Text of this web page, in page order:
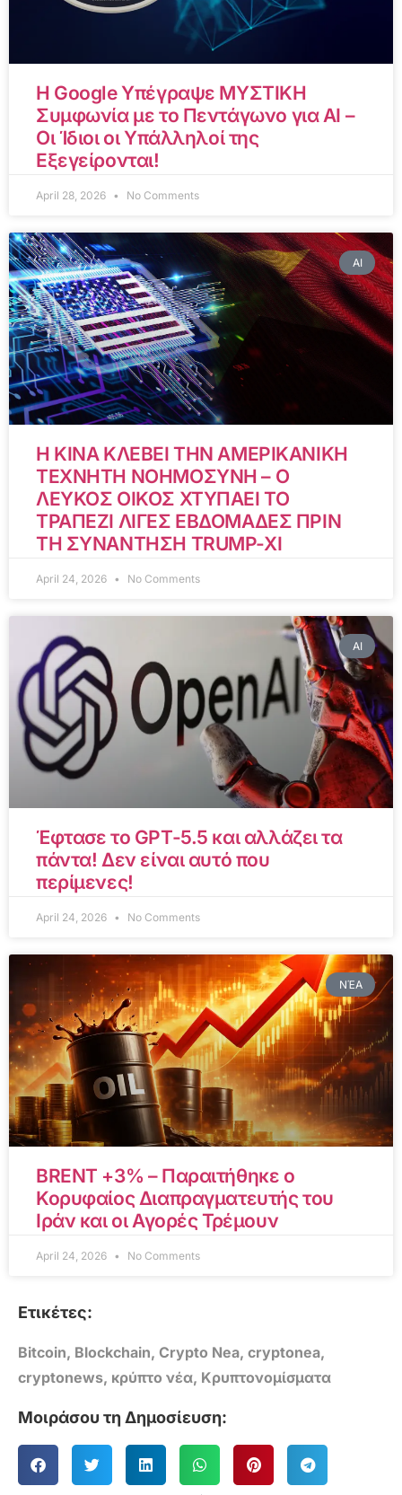
Η Google Υπέγραψε ΜΥΣΤΙΚΗ
Συμφωνία με το Πεντάγωνο για AI –
Οι Ίδιοι οι Υπάλληλοί της
Εξεγείρονται!
April 28, 2026 No Comments
AI
Η ΚΙΝΑ ΚΛΕΒΕΙ ΤΗΝ ΑΜΕΡΙΚΑΝΙΚΗ
ΤΕΧΝΗΤΗ ΝΟΗΜΟΣΥΝΗ – Ο
ΛΕΥΚΟΣ ΟΙΚΟΣ ΧΤΥΠΑΕΙ ΤΟ
ΤΡΑΠΕΖΙ ΛΙΓΕΣ ΕΒΔΟΜΑΔΕΣ ΠΡΙΝ
ΤΗ ΣΥΝΑΝΤΗΣΗ TRUMP-XI
April 24, 2026 No Comments
AI
Έφτασε το GPT-5.5 και αλλάζει τα
πάντα! Δεν είναι αυτό που
περίμενες!
April 24, 2026 No Comments
ΝΈΑ
BRENT +3% – Παραιτήθηκε ο
Κορυφαίος Διαπραγματευτής του
Ιράν και οι Αγορές Τρέμουν
April 24, 2026 No Comments
Ετικέτες:
Bitcoin, Blockchain, Crypto Nea, cryptonea,
cryptonews, κρύπτο νέα, Κρυπτονομίσματα
Μοιράσου τη Δημοσίευση: